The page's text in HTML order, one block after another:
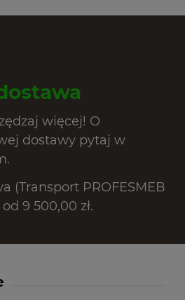
więcej! O
dostawy pytaj w
(Transport PROFESMEB
9 500,00 zł.